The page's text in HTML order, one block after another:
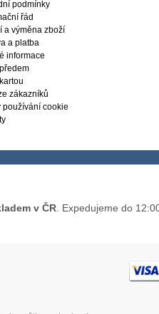
podmínky
řád
a výměna zboží
a platba
informace
zákazníků
používání cookie
v ČR. Expedujeme do